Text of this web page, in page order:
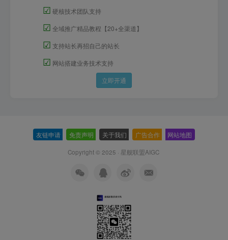
☑ 硬核技术团队支持
☑ 全域推广精品教程【20+全渠道】
☑ 支持站长再招自己的站长
☑ 网站搭建业务技术支持
立即开通
友链申请 免责声明 关于我们 广告合作 网站地图
Copyright © 2025 · 星舰联盟AIGC